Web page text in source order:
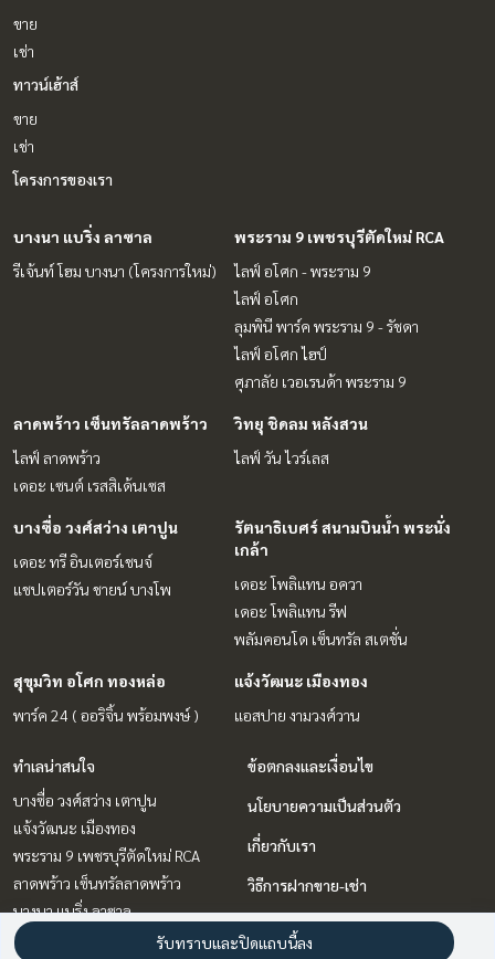
ขาย
เช่า
ทาวน์เฮ้าส์
ขาย
เช่า
โครงการของเรา
บางนา แบริ่ง ลาซาล
รีเจ้นท์ โฮม บางนา (โครงการใหม่)
พระราม 9 เพชรบุรีตัดใหม่ RCA
ไลฟ์ อโศก - พระราม 9
ไลฟ์ อโศก
ลุมพินี พาร์ค พระราม 9 - รัชดา
ไลฟ์ อโศก ไฮป์
ศุภาลัย เวอเรนด้า พระราม 9
ลาดพร้าว เซ็นทรัลลาดพร้าว
ไลฟ์ ลาดพร้าว
เดอะ เซนต์ เรสสิเด้นเซส
วิทยุ ชิดลม หลังสวน
ไลฟ์ วัน ไวร์เลส
บางซื่อ วงศ์สว่าง เตาปูน
เดอะ ทรี อินเตอร์เชนจ์
แชปเตอร์วัน ชายน์ บางโพ
รัตนาธิเบศร์ สนามบินน้ำ พระนั่ง
เกล้า
เดอะ โพลิแทน อควา
เดอะ โพลิแทน รีฟ
พลัมคอนโด เซ็นทรัล สเตชั่น
สุขุมวิท อโศก ทองหล่อ
พาร์ค 24 ( ออริจิ้น พร้อมพงษ์ )
แจ้งวัฒนะ เมืองทอง
แอสปาย งามวงศ์วาน
ทำเลน่าสนใจ
บางซื่อ วงศ์สว่าง เตาปูน
แจ้งวัฒนะ เมืองทอง
พระราม 9 เพชรบุรีตัดใหม่ RCA
ลาดพร้าว เซ็นทรัลลาดพร้าว
บางนา แบริ่ง ลาซาล
วิทยุ ชิดลม หลังสวน
ข้อตกลงและเงื่อนไข
นโยบายความเป็นส่วนตัว
เกี่ยวกับเรา
วิธีการฝากขาย-เช่า
ติดต่อ
รับทราบและปิดแถบนี้ลง